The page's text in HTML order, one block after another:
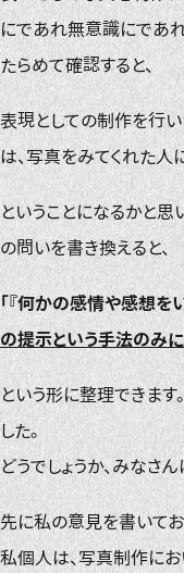
にであれ無意識にであ
たらめて確認すると、
表現としての制作を行
は、写真をみてくれた
ということになるかと
の問いを書き換えると、
「『何かの感情や感想を
の提示という手法のみ
という形に整理できます
した。
どうでしょうか、みなさ
先に私の意見を書いてお
私個人は、写真制作に